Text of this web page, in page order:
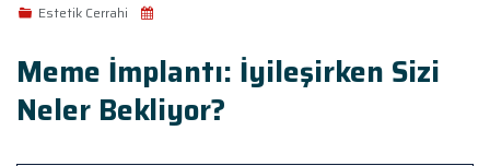
Estetik Cerrahi
Meme İmplantı: İyileşirken Sizi
Neler Bekliyor?